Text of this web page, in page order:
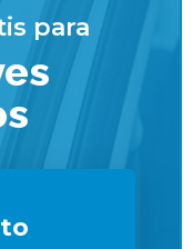
para